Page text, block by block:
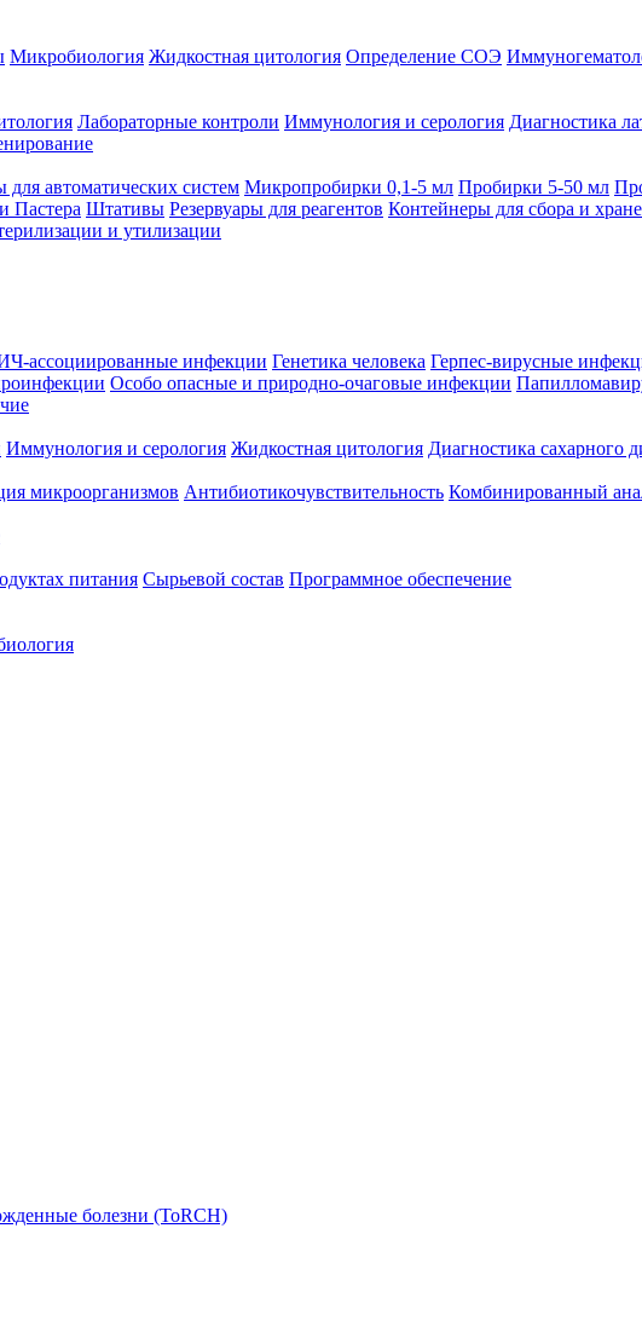
Микробиология Жидкостная цитология Определение СОЭ
Лабораторные контроли Иммунология и серология Диагностика
для автоматических систем Микропробирки 0,1-5 мл Пробирки 5-50 мл
Пастера Штативы Резервуары для реагентов Контейнеры для сбора и
и утилизации
ассоциированные инфекции Генетика человека Герпес-вирусные
Особо опасные и природно-очаговые инфекции
Иммунология и серология Жидкостная цитология Диагностика сахарного
микроорганизмов Антибиотикочувствительность Комбинированный
питания Сырьевой состав Программное обеспечение
болезни (ToRCH)